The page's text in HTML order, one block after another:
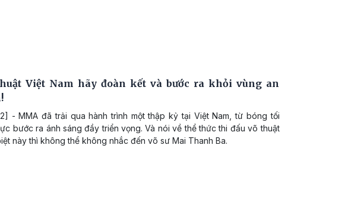
Việt Nam hãy đoàn kết và bước ra khỏi vùng an
- MMA đã trải qua hành trình một thập kỷ tại Việt Nam, từ bóng tối
bước ra ánh sáng đầy triển vọng. Và nói về thể thức thi đấu võ thuật
này thì không thể không nhắc đến võ sư Mai Thanh Ba.